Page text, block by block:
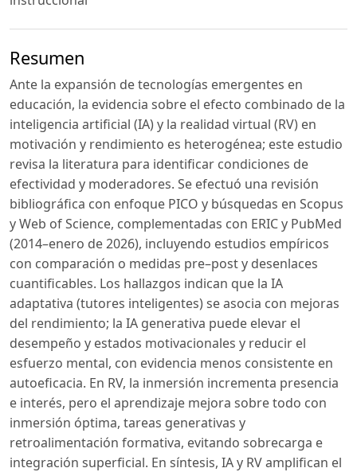
Resumen
Ante la expansión de tecnologías emergentes en
educación, la evidencia sobre el efecto combinado de la
inteligencia artificial (IA) y la realidad virtual (RV) en
motivación y rendimiento es heterogénea; este estudio
revisa la literatura para identificar condiciones de
efectividad y moderadores. Se efectuó una revisión
bibliográfica con enfoque PICO y búsquedas en Scopus
y Web of Science, complementadas con ERIC y PubMed
(2014–enero de 2026), incluyendo estudios empíricos
con comparación o medidas pre–post y desenlaces
cuantificables. Los hallazgos indican que la IA
adaptativa (tutores inteligentes) se asocia con mejoras
del rendimiento; la IA generativa puede elevar el
desempeño y estados motivacionales y reducir el
esfuerzo mental, con evidencia menos consistente en
autoeficacia. En RV, la inmersión incrementa presencia
e interés, pero el aprendizaje mejora sobre todo con
inmersión óptima, tareas generativas y
retroalimentación formativa, evitando sobrecarga e
integración superficial. En síntesis, IA y RV amplifican el